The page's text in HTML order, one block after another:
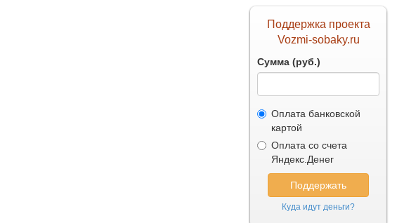
Поддержка проекта
Vozmi-sobaky.ru
Сумма (руб.)
Оплата банковской
картой
Оплата со счета
Яндекс.Денег
Куда идут деньги?